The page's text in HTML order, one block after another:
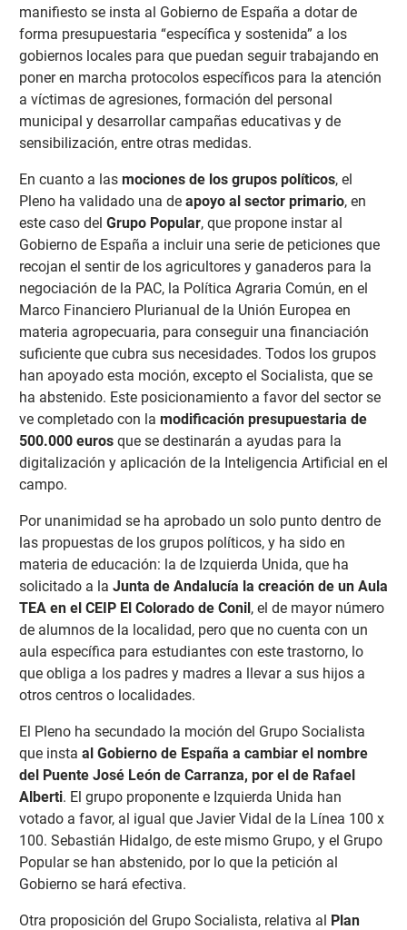
manifiesto se insta al Gobierno de España a dotar de
forma presupuestaria “específica y sostenida” a los
gobiernos locales para que puedan seguir trabajando en
poner en marcha protocolos específicos para la atención
a víctimas de agresiones, formación del personal
municipal y desarrollar campañas educativas y de
sensibilización, entre otras medidas.
En cuanto a las mociones de los grupos políticos, el
Pleno ha validado una de apoyo al sector primario, en
este caso del Grupo Popular, que propone instar al
Gobierno de España a incluir una serie de peticiones que
recojan el sentir de los agricultores y ganaderos para la
negociación de la PAC, la Política Agraria Común, en el
Marco Financiero Plurianual de la Unión Europea en
materia agropecuaria, para conseguir una financiación
suficiente que cubra sus necesidades. Todos los grupos
han apoyado esta moción, excepto el Socialista, que se
ha abstenido. Este posicionamiento a favor del sector se
ve completado con la modificación presupuestaria de
500.000 eurosque se destinarán a ayudas para la
digitalización y aplicación de la Inteligencia Artificial en el
campo.
Por unanimidad se ha aprobado un solo punto dentro de
las propuestas de los grupos políticos, y ha sido en
materia de educación: la de Izquierda Unida, que ha
solicitado a la Junta de Andalucía la creación de un Aula
TEA en el CEIP El Colorado de Conil, el de mayor número
de alumnos de la localidad, pero que no cuenta con un
aula específica para estudiantes con este trastorno, lo
que obliga a los padres y madres a llevar a sus hijos a
otros centros o localidades.
El Pleno ha secundado la moción del Grupo Socialista
que insta al Gobierno de España a cambiar el nombre
del Puente José León de Carranza, por el de Rafael
Alberti. El grupo proponente e Izquierda Unida han
votado a favor, al igual que Javier Vidal de la Línea 100 x
100. Sebastián Hidalgo, de este mismo Grupo, y el Grupo
Popular se han abstenido, por lo que la petición al
Gobierno se hará efectiva.
Otra proposición del Grupo Socialista, relativa al Plan